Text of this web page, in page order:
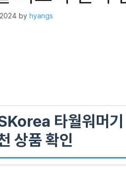
by hyangs
타월워머기
상품 확인